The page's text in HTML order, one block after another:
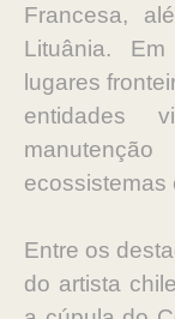
Francesa,
Lituânia.
lugares
entidades
ecossistemas
Entre os
do artista